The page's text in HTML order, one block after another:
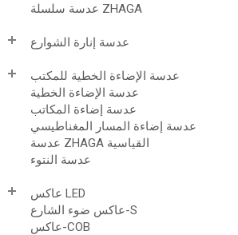
عدسة سلسلة ZHAGA
عدسة إنارة الشوارع
عدسة الإضاءة الخطية للمكتب
عدسة الإضاءة الخطية
عدسة إضاءة المكاتب
عدسة إضاءة المسار المغناطيسي
عدسة ZHAGA القياسية
عدسة النتوء
عاكس LED
عاكس ضوء الشارع-S
عاكس-COB